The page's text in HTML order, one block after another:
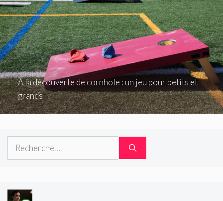
À la découverte de cornhole : un jeu pour petits et
grands
Rechercher :